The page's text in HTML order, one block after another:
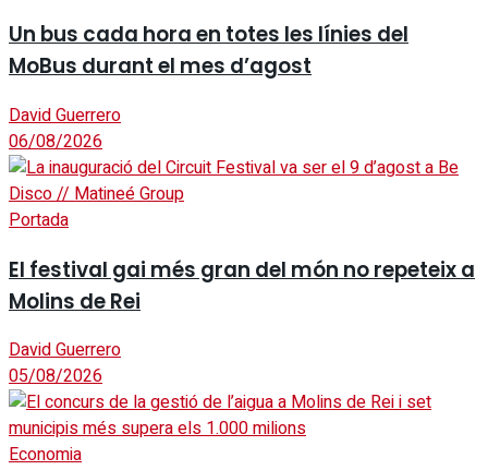
Un bus cada hora en totes les línies del
MoBus durant el mes d’agost
David Guerrero
06/08/2026
Portada
El festival gai més gran del món no repeteix a
Molins de Rei
David Guerrero
05/08/2026
Economia